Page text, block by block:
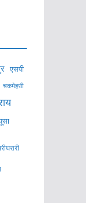
एसपी
चकमेहसी